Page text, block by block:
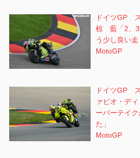
ドイツGP
椋 藍「2、3
う少し良い走
MotoGP
ドイツGP
ァビオ・デ
ーバーテイ
た」
MotoGP